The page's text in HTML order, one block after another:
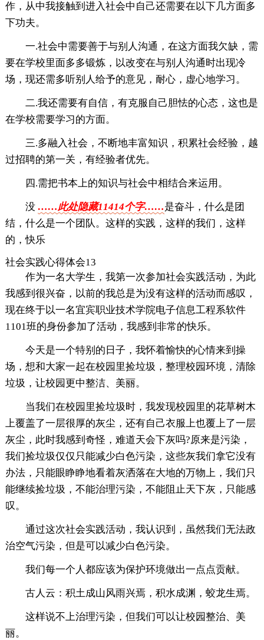
作，从中我接触到进入社会中自己还需要在以下几方面多
下功夫。
一.社会中需要善于与别人沟通，在这方面我欠缺，需
要在学校里面多多锻炼，以改变在与别人沟通时出现冷
场，现还需多听别人给予的意见，耐心，虚心地学习。
二.我还需要有自信，有克服自己胆怯的心态，这也是
在学校需要学习的方面。
三.多融入社会，不断地丰富知识，积累社会经验，越
过招聘的第一关，有经验者优先。
四.需把书本上的知识与社会中相结合来运用。
没 ……此处隐藏11414个字……是奋斗，什么是团
结，什么是一个团队。这样的实践，这样的我们，这样
的，快乐
社会实践心得体会13
作为一名大学生，我第一次参加社会实践活动，为此
我感到很兴奋，以前的我总是为没有这样的活动而感叹，
现在终于以一名宜宾职业技术学院电子信息工程系软件
1101班的身份参加了活动，我感到非常的快乐。
今天是一个特别的日子，我怀着愉快的心情来到操
场，想和大家一起在校园里捡垃圾，整理校园环境，清除
垃圾，让校园更中整洁、美丽。
当我们在校园里捡垃圾时，我发现校园里的花草树木
上覆盖了一层很厚的灰尘，还有自己衣服上也覆上了一层
灰尘，此时我感到奇怪，难道天会下灰吗?原来是污染，
我们捡垃圾仅仅只能减少白色污染，这些灰我们拿它没有
办法，只能眼睁睁地看着灰洒落在大地的万物上，我们只
能继续捡垃圾，不能治理污染，不能阻止天下灰，只能感
叹。
通过这次社会实践活动，我认识到，虽然我们无法政
治空气污染，但是可以减少白色污染。
我们每一个人都应该为保护环境做出一点点贡献。
古人云：积土成山风雨兴焉，积水成渊，蛟龙生焉。
这样说不上治理污染，但我们可以让校园整治、美
丽。